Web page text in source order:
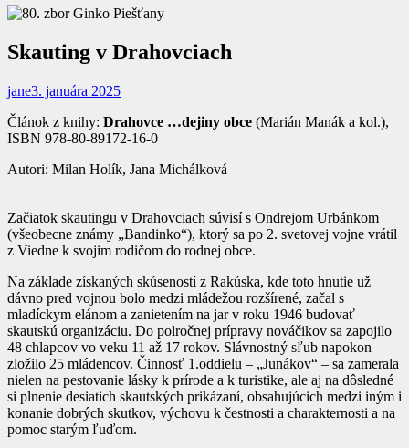
Skauting v Drahovciach
jane3. januára 2025
Článok z knihy: Drahovce …dejiny obce (Marián Manák a kol.),
ISBN 978-80-89172-16-0
Autori: Milan Holík, Jana Michálková
Začiatok skautingu v Drahovciach súvisí s Ondrejom Urbánkom
(všeobecne známy „Bandinko“), ktorý sa po 2. svetovej vojne vrátil
z Viedne k svojim rodičom do rodnej obce.
Na základe získaných skúseností z Rakúska, kde toto hnutie už
dávno pred vojnou bolo medzi mládežou rozšírené, začal s
mladíckym elánom a zanietením na jar v roku 1946 budovať
skautskú organizáciu. Do polročnej prípravy nováčikov sa zapojilo
48 chlapcov vo veku 11 až 17 rokov. Slávnostný sľub napokon
zložilo 25 mládencov. Činnosť 1.oddielu – „Junákov“ – sa zamerala
nielen na pestovanie lásky k prírode a k turistike, ale aj na dôsledné
si plnenie desiatich skautských prikázaní, obsahujúcich medzi iným i
konanie dobrých skutkov, výchovu k čestnosti a charakternosti a na
pomoc starým ľuďom.